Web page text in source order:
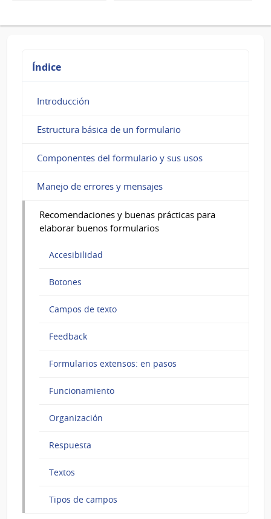
Índice
Introducción
Estructura básica de un formulario
Componentes del formulario y sus usos
Manejo de errores y mensajes
Recomendaciones y buenas prácticas para
elaborar buenos formularios
Accesibilidad
Botones
Campos de texto
Feedback
Formularios extensos: en pasos
Funcionamiento
Organización
Respuesta
Textos
Tipos de campos